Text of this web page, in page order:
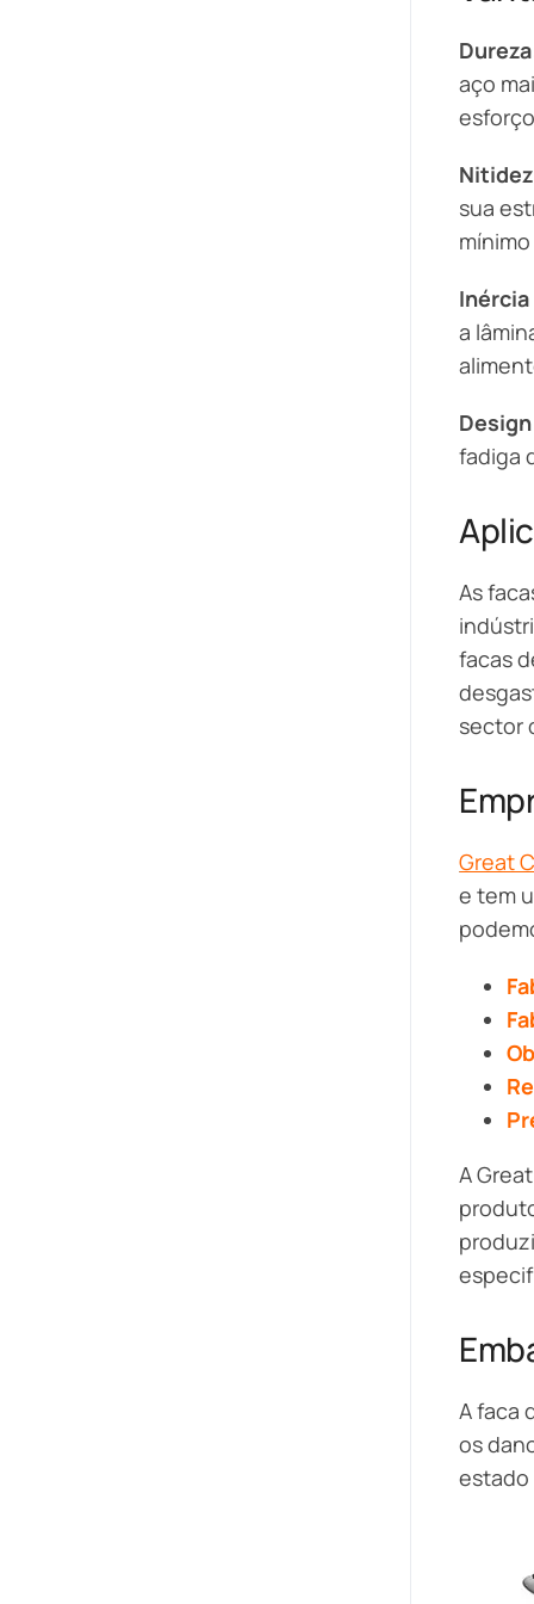
Dureza
aço
Nitidez
sua
a
fadiga
As
facas
sector
Great
e tem
A
A faca
os
estado